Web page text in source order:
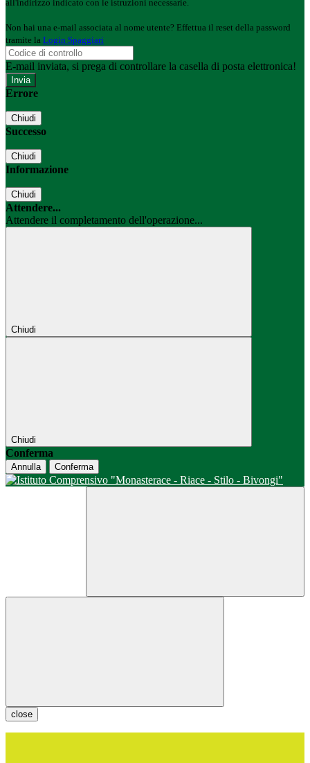
all'indirizzo indicato con le istruzioni necessarie.
Non hai una e-mail associata al nome utente? Effettua il reset della password
tramite la Login Spaggiari
E-mail inviata, si prega di controllare la casella di posta elettronica!
Errore
Chiudi
Successo
Chiudi
Informazione
Chiudi
Attendere...
Attendere il completamento dell'operazione...
Chiudi
Chiudi
Conferma
Annulla Conferma
close